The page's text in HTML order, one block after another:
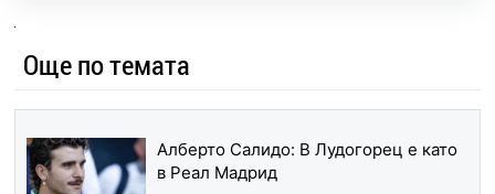
Още по темата
Алберто Салидо: В Лудогорец е като
в Реал Мадрид